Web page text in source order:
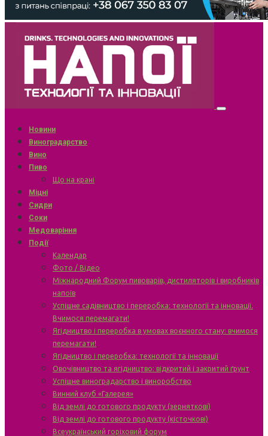
Новини
Виноградарство
Вино
Пиво
Що на крані
Міцні
Сидри
Соки
Медоваріння
Події
Календар
Фото / Відео
Міжнародний Форум пивоварів, дистиляторів і виробників
напоїв
Успішне садівництво і переробка: технології та інновації.
Вчимося перемагати!
Ягідництво і переробка в умовах воєнного стану: вчимося
перемагати!
Ягідництво і переробка: технології та інновації
Овочівництво та ягідництво: відкритий і закритий ґрунт
Успішне виноградарство і виноробство
Винний клуб «Галерея»
Від землі до готового продукту (зерняткові)
Від землі до готового продукту (кісточкові)
Всеукраїнський горіховий форум